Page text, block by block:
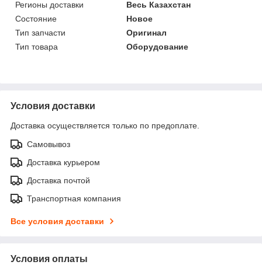
Регионы доставки
Весь Казахстан
Состояние
Новое
Тип запчасти
Оригинал
Тип товара
Оборудование
Условия доставки
Доставка осуществляется только по предоплате.
Самовывоз
Доставка курьером
Доставка почтой
Транспортная компания
Все условия доставки
Условия оплаты